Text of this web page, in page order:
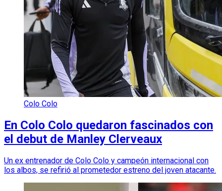
Colo Colo
En Colo Colo quedaron fascinados con
el debut de Manley Clerveaux
Un ex entrenador de Colo Colo y campeón internacional con
los albos, se refirió al prometedor estreno del joven atacante.